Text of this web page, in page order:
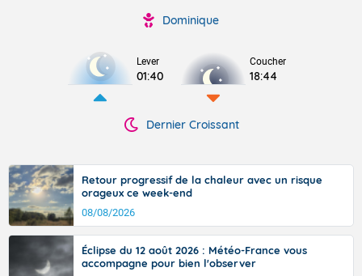
Dominique
Lever
01:40
Coucher
18:44
Dernier Croissant
Retour progressif de la chaleur avec un risque
orageux ce week-end
08/08/2026
Éclipse du 12 août 2026 : Météo-France vous
accompagne pour bien l'observer